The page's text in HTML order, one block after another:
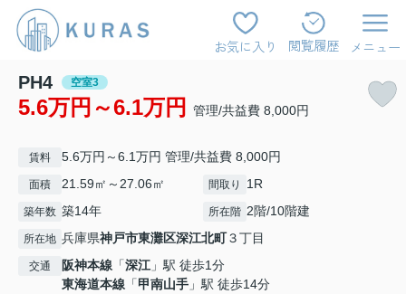
お気に入り 閲覧履歴 メニュー
PH4 空室3
5.6万円～6.1万円 管理/共益費 8,000円
賃料 5.6万円～6.1万円 管理/共益費 8,000円
面積 21.59㎡～27.06㎡ 間取り 1R
築年数 築14年 所在階 2階/10階建
所在地 兵庫県神戸市東灘区深江北町３丁目
交通 阪神本線 「深江 」駅 徒歩1分
東海道本線 「甲南山手 」駅 徒歩14分